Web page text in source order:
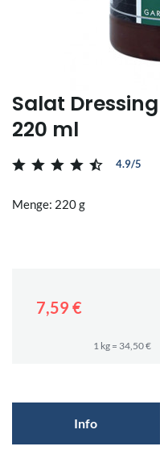
Salat
220 ml
4.9/5
Menge: 220 g
7,59 €
1 kg = 34,50 €
Info